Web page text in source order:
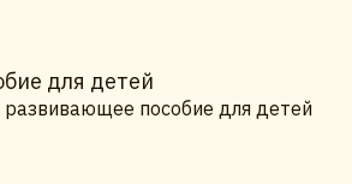
для детей
пособие для детей